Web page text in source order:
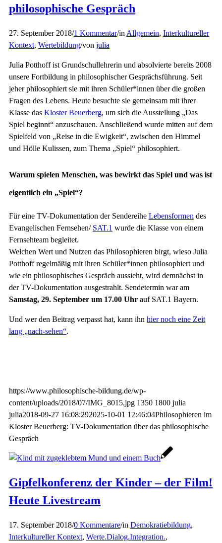
philosophische Gespräch
27. September 2018/1 Kommentar/in Allgemein, Interkultureller
Kontext, Wertebildung/von julia
Julia Potthoff ist Grundschullehrerin und absolvierte bereits 2008
unsere Fortbildung in philosophischer Gesprächsführung. Seit
jeher philosophiert sie mit ihren Schüler*innen über die großen
Fragen des Lebens. Heute besuchte sie gemeinsam mit ihrer
Klasse das Kloster Beuerberg, um sich die Ausstellung „Das
Spiel beginnt“ anzuschauen. Anschließend wurde mitten auf dem
Spielfeld von „Reise in die Ewigkeit“, zwischen den Himmel
und Hölle Kulissen, zum Thema „Spiel“ philosophiert.
Warum spielen Menschen, was bewirkt das Spiel und was ist
eigentlich ein „Spiel“?
Für eine TV-Dokumentation der Sendereihe Lebensformen des
Evangelischen Fernsehen/ SAT.1 wurde die Klasse von einem
Fernsehteam begleitet.
Welchen Wert und Nutzen das Philosophieren birgt, wieso Julia
Potthoff regelmäßig mit ihren Schüler*innen philosophiert und
wie ein philosophisches Gespräch aussieht, wird demnächst in
der TV-Dokumentation ausgestrahlt. Sendetermin war am
Samstag, 29. September um 17.00 Uhr auf SAT.1 Bayern.
Und wer den Beitrag verpasst hat, kann ihn hier noch eine Zeit
lang „nach-sehen“.
https://www.philosophische-bildung.de/wp-
content/uploads/2018/07/IMG_8015.jpg 1350 1800 julia
julia2018-09-27 16:08:292025-10-01 12:46:04Philosophieren im
Kloster Beuerberg: TV-Dokumentation über das philosophische
Gespräch
Gipfelkonferenz der Kinder – der Film!
Heute Livestream
17. September 2018/0 Kommentare/in Demokratiebildung,
Interkultureller Kontext, Werte.Dialog.Integration.,